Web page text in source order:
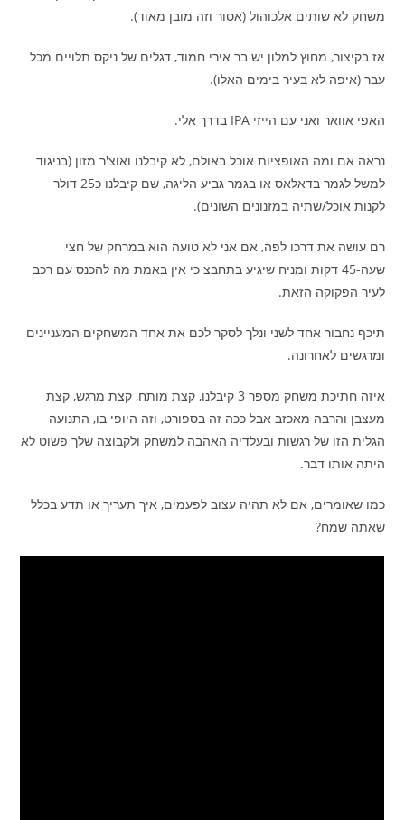
משחק לא שותים אלכוהול (אסור וזה מובן מאוד).
אז בקיצור, מחוץ למלון יש בר אירי חמוד, דגלים של ניקס תלויים מכל
עבר (איפה לא בעיר בימים האלו).
האפי אוואר ואני עם הייזי IPA בדרך אלי.
נראה אם ומה האופציות אוכל באולם, לא קיבלנו ואוצ'ר מזון (בניגוד
למשל לגמר בדאלאס או בגמר גביע הליגה, שם קיבלנו כ25 דולר
לקנות אוכל/שתיה במזנונים השונים).
רם עושה את דרכו לפה, אם אני לא טועה הוא במרחק של חצי
שעה-45 דקות ומניח שיגיע בתחבצ כי אין באמת מה להכנס עם רכב
לעיר הפקוקה הזאת.
תיכף נחבור אחד לשני ונלך לסקר לכם את אחד המשחקים המעניינים
ומרגשים לאחרונה.
איזה חתיכת משחק מספר 3 קיבלנו, קצת מותח, קצת מרגש, קצת
מעצבן והרבה מאכזב אבל ככה זה בספורט, וזה היופי בו, התנועה
הגלית הזו של רגשות ובעלדיה האהבה למשחק ולקבוצה שלך פשוט לא
היתה אותו דבר.
כמו שאומרים, אם לא תהיה עצוב לפעמים, איך תעריך או תדע בכלל
שאתה שמח?